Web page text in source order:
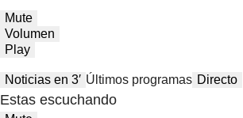
Mute
Volumen
Play
Noticias en 3′ Últimos programas Directo
Estas escuchando